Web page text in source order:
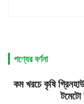
পণ্যের বর্ণনা
কম খরচে কৃষি
টমেটো